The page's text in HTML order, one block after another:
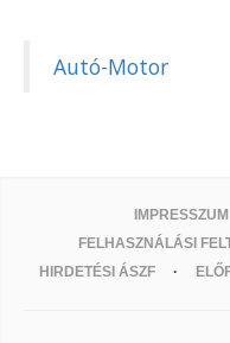
Autó-Motor
IMPRESSZUM
FELHASZNÁLÁSI
HIRDETÉSI ÁSZF